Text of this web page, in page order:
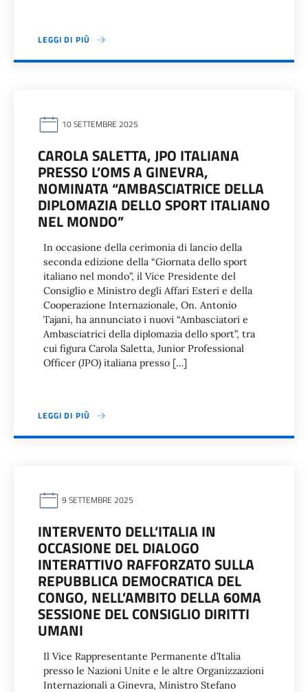
LEGGI DI PIÙ
10 SETTEMBRE 2025
CAROLA SALETTA, JPO ITALIANA
PRESSO L’OMS A GINEVRA,
NOMINATA “AMBASCIATRICE DELLA
DIPLOMAZIA DELLO SPORT ITALIANO
NEL MONDO”
In occasione della cerimonia di lancio della
seconda edizione della “Giornata dello sport
italiano nel mondo”, il Vice Presidente del
Consiglio e Ministro degli Affari Esteri e della
Cooperazione Internazionale, On. Antonio
Tajani, ha annunciato i nuovi “Ambasciatori e
Ambasciatrici della diplomazia dello sport”, tra
cui figura Carola Saletta, Junior Professional
Officer (JPO) italiana presso […]
LEGGI DI PIÙ
9 SETTEMBRE 2025
INTERVENTO DELL’ITALIA IN
OCCASIONE DEL DIALOGO
INTERATTIVO RAFFORZATO SULLA
REPUBBLICA DEMOCRATICA DEL
CONGO, NELL’AMBITO DELLA 60MA
SESSIONE DEL CONSIGLIO DIRITTI
UMANI
Il Vice Rappresentante Permanente d’Italia
presso le Nazioni Unite e le altre Organizzazioni
Internazionali a Ginevra, Ministro Stefano